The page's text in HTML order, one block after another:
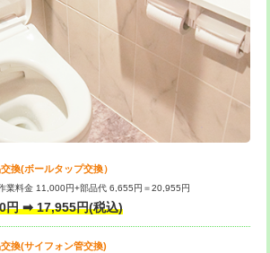
換(ボールタップ交換）
業料金 11,000円+部品代 6,655円＝20,955円
円 ➡ 17,955円(税込)
換(サイフォン管交換)